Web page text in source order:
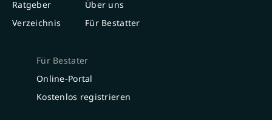
Ratgeber
Verzeichnis
Über uns
Für Bestatter
Für Bestater
Online-Portal
Kostenlos registrieren